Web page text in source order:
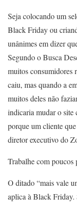
Seja colocando um
Black Friday ou
unânimes em dizer
Segundo o Busca
muitos consumidores
caiu, mas quando a
muitos deles não
indicaria mudar o site
porque um cliente
diretor executivo do
Trabalhe com poucos
O ditado “mais vale
aplica à Black Friday.